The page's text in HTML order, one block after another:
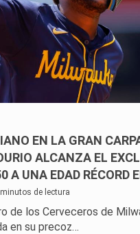
EN LA GRAN
ALCANZA EL
A UNA EDAD RÉCORD
de lectura
de los Cerveceros de
en su precoz…